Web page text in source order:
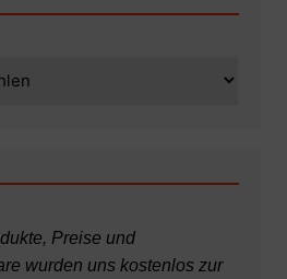
Preise und
wurden uns kostenlos zur